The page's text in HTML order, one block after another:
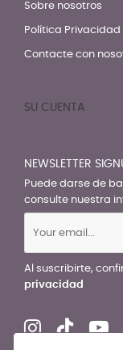
Sobre nosotros
Política Privacidad
Contacte con
SU CUENTA
NEWSLETTER
Puede darse de
consulte nuestra
Al suscribirte,
privacidad